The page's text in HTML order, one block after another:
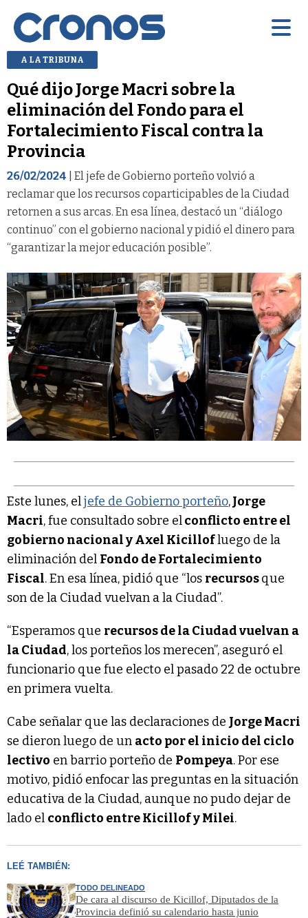
A LA TRIBUNA
Qué dijo Jorge Macri sobre la
eliminación del Fondo para el
Fortalecimiento Fiscal contra la
Provincia
26/02/2024 | El jefe de Gobierno porteño volvió a
reclamar que los recursos coparticipables de la Ciudad
retornen a sus arcas. En esa línea, destacó un “diálogo
continuo” con el gobierno nacional y pidió el dinero para
“garantizar la mejor educación posible”.
Este lunes, eljefe de Gobierno porteño,Jorge
Macri, fue consultado sobre elconflicto entre el
gobierno nacional y Axel Kicillofluego de la
eliminación del Fondo de Fortalecimiento
Fiscal. En esa línea, pidió que “los recursosque
son de la Ciudad vuelvan a la Ciudad”.
“Esperamos que recursos de la Ciudad vuelvan a
la Ciudad, los porteños los merecen”, aseguró el
funcionario que fue electo el pasado 22 de octubre
en primera vuelta.
Cabe señalar que las declaraciones de Jorge Macri
se dieron luego de un acto por el inicio del ciclo
lectivo en barrio porteño de Pompeya. Por ese
motivo, pidió enfocar las preguntas en la situación
educativa de la Ciudad, aunque no pudo dejar de
lado el conflicto entre Kicillof y Milei.
LEÉ TAMBIÉN:
TODO DELINEADO
De cara al discurso de Kicillof, Diputados de la
Provincia definió su calendario hasta junio